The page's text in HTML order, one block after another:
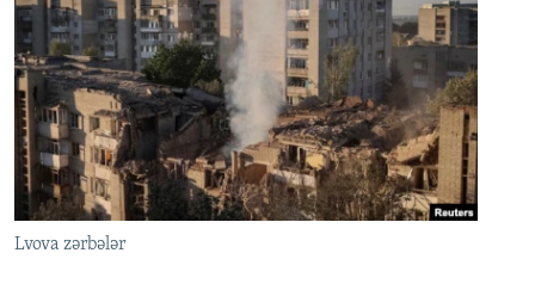
Lvova zərbələr